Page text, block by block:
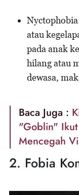
atau
pada anak
hilang atau
dewasa,
Baca Juga :
"Goblin" Ikut
Mencegah
2. Fobia